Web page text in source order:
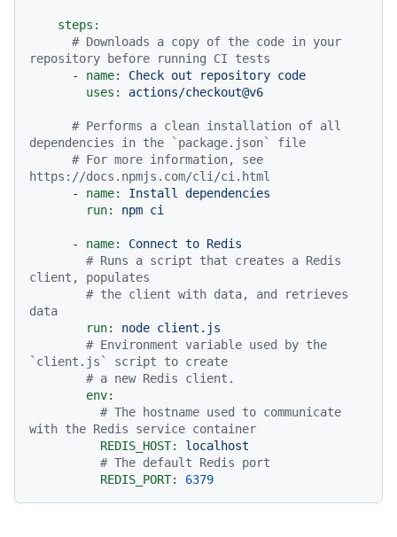
steps:
# Downloads a copy of the code in your
repository before running CI tests
-
name: Check out repository code
uses:
actions/checkout@v6
# Performs a clean installation of all
dependencies in the `package.json` file
# For more information, see
https://docs.npmjs.com/cli/ci.html
-
name: Install
dependencies
run:
npm ci
- name: Connect to Redis
# Runs a script that creates a Redis
client, populates
# the client with data, and retrieves
data
run:
node client.js
# Environment variable used by the
`client.js` script to create
# a new Redis client.
env:
# The hostname used to communicate
with the Redis service container
REDIS_HOST:
localhost
# The default Redis port
REDIS_PORT:
6379